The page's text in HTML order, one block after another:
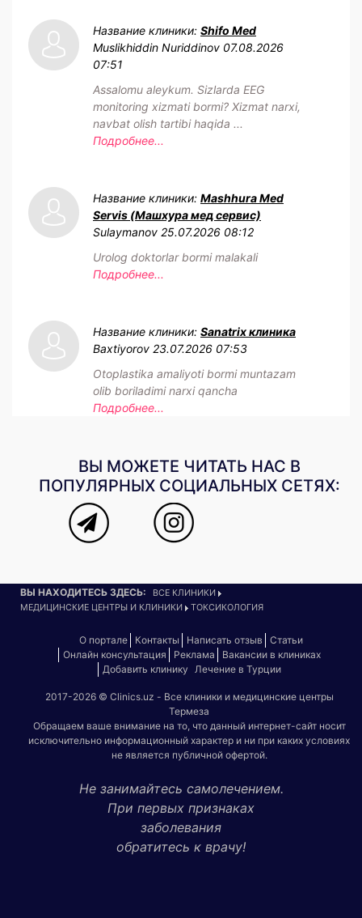
Название клиники: Shifo Med
Muslikhiddin Nuriddinov 07.08.2026
07:51
Assalomu aleykum. Sizlarda EEG
monitoring xizmati bormi? Xizmat narxi,
navbat olish tartibi haqida ...
Подробнее...
Название клиники: Mashhura Med
Servis (Машхура мед сервис)
Sulaymanov 25.07.2026 08:12
Urolog doktorlar bormi malakali
Подробнее...
Название клиники: Sanatrix клиника
Baxtiyorov 23.07.2026 07:53
Otoplastika amaliyoti bormi muntazam
olib boriladimi narxi qancha
Подробнее...
ВЫ МОЖЕТЕ ЧИТАТЬ НАС В
ПОПУЛЯРНЫХ СОЦИАЛЬНЫХ СЕТЯХ:
ВЫ НАХОДИТЕСЬ ЗДЕСЬ:
ВСЕ КЛИНИКИ
МЕДИЦИНСКИЕ ЦЕНТРЫ И КЛИНИКИ
ТОКСИКОЛОГИЯ
О портале Контакты Написать отзыв
Статьи
Онлайн консультация
Реклама
Вакансии в клиниках
Добавить клинику Лечение в Турции
2017-2026 © Clinics.uz - Все клиники и медицинские центры
Термеза
Обращаем ваше внимание на то, что данный интернет-сайт носит
исключительно информационный характер и ни при каких условиях
не является публичной офертой.
Не занимайтесь самолечением.
При первых признаках
заболевания
обратитесь к врачу!